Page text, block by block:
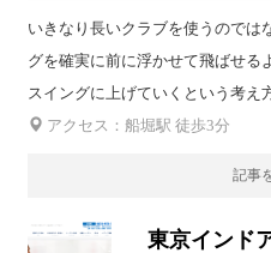
いきなり長いクラブを使うのでは
グを確実に前に浮かせて飛ばせる
スイングに上げていくという考え
アクセス：船堀駅 徒歩3分
記事
東京インド